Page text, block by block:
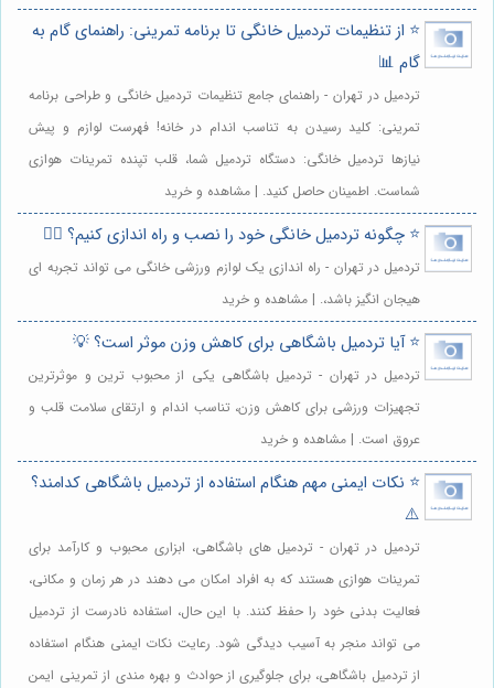
⭐️ از تنظیمات تردمیل خانگی تا برنامه تمرینی: راهنمای گام به
گام 📊
تردمیل در تهران - راهنمای جامع تنظیمات تردمیل خانگی و طراحی برنامه
تمرینی: کلید رسیدن به تناسب اندام در خانه! فهرست لوازم و پیش
نیازها تردمیل خانگی: دستگاه تردمیل شما، قلب تپنده تمرینات هوازی
شماست. اطمینان حاصل کنید. | مشاهده و خرید
⭐️ چگونه تردمیل خانگی خود را نصب و راه اندازی کنیم؟ 🏃‍♀️
تردمیل در تهران - راه اندازی یک لوازم ورزشی خانگی می تواند تجربه ای
هیجان انگیز باشد،. | مشاهده و خرید
⭐️ آیا تردمیل باشگاهی برای کاهش وزن موثر است؟ 💡
تردمیل در تهران - تردمیل باشگاهی یکی از محبوب ترین و موثرترین
تجهیزات ورزشی برای کاهش وزن، تناسب اندام و ارتقای سلامت قلب و
عروق است. | مشاهده و خرید
⭐️ نکات ایمنی مهم هنگام استفاده از تردمیل باشگاهی کدامند؟
⚠️
تردمیل در تهران - تردمیل های باشگاهی، ابزاری محبوب و کارآمد برای
تمرینات هوازی هستند که به افراد امکان می دهند در هر زمان و مکانی،
فعالیت بدنی خود را حفظ کنند. با این حال، استفاده نادرست از تردمیل
می تواند منجر به آسیب دیدگی شود. رعایت نکات ایمنی هنگام استفاده
از تردمیل باشگاهی، برای جلوگیری از حوادث و بهره مندی از تمرینی ایمن